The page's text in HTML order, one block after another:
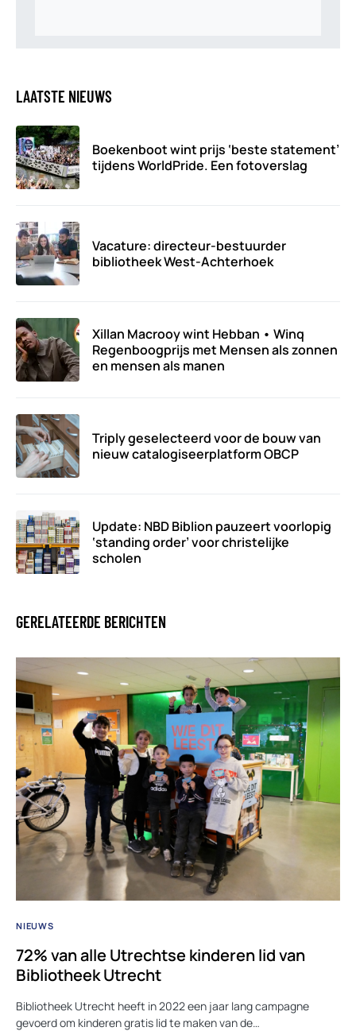
LAATSTE NIEUWS
Boekenboot wint prijs ‘beste statement’
tijdens WorldPride. Een fotoverslag
Vacature: directeur-bestuurder
bibliotheek West-Achterhoek
Xillan Macrooy wint Hebban • Winq
Regenboogprijs met Mensen als zonnen
en mensen als manen
Triply geselecteerd voor de bouw van
nieuw catalogiseerplatform OBCP
Update: NBD Biblion pauzeert voorlopig
‘standing order’ voor christelijke
scholen
GERELATEERDE BERICHTEN
NIEUWS
72% van alle Utrechtse kinderen lid van
Bibliotheek Utrecht
Bibliotheek Utrecht heeft in 2022 een jaar lang campagne
gevoerd om kinderen gratis lid te maken van de…